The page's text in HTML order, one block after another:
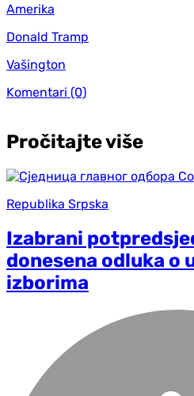
Amerika
Donald Tramp
Vašington
Komentari (0)
Pročitajte više
Republika Srpska
Izabrani
donesena odluka o
izborima